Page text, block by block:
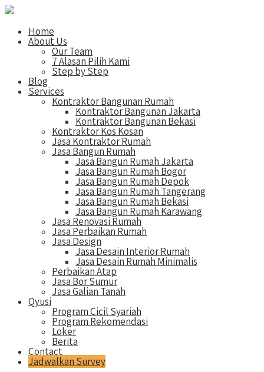
Home
About Us
Our Team
7 Alasan Pilih Kami
Step by Step
Blog
Services
Kontraktor Bangunan Rumah
Kontraktor Bangunan Jakarta
Kontraktor Bangunan Bekasi
Kontraktor Kos Kosan
Jasa Kontraktor Rumah
Jasa Bangun Rumah
Jasa Bangun Rumah Jakarta
Jasa Bangun Rumah Bogor
Jasa Bangun Rumah Depok
Jasa Bangun Rumah Tangerang
Jasa Bangun Rumah Bekasi
Jasa Bangun Rumah Karawang
Jasa Renovasi Rumah
Jasa Perbaikan Rumah
Jasa Design
Jasa Desain Interior Rumah
Jasa Desain Rumah Minimalis
Perbaikan Atap
Jasa Bor Sumur
Jasa Galian Tanah
Qyusi
Program Cicil Syariah
Program Rekomendasi
Loker
Berita
Contact
Jadwalkan Survey